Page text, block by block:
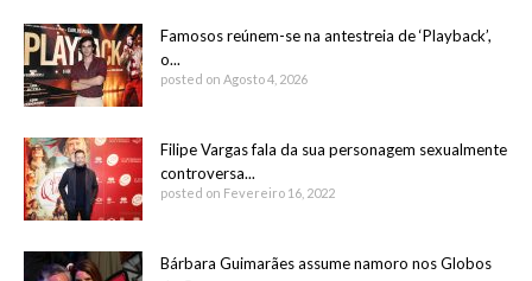
Famosos reúnem-se na antestreia de ‘Playback’,
o...
posted on Agosto 4, 2026
Filipe Vargas fala da sua personagem sexualmente
controversa...
posted on Fevereiro 16, 2022
Bárbara Guimarães assume namoro nos Globos